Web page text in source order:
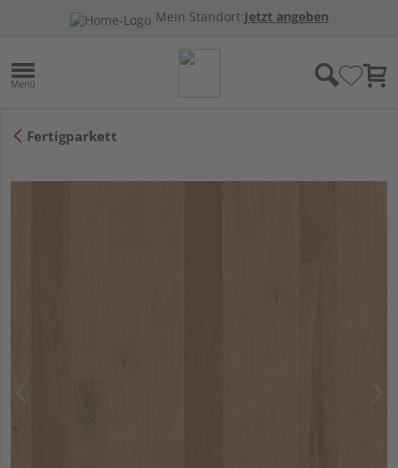
Mein Standort:Jetzt angeben
Fertigparkett